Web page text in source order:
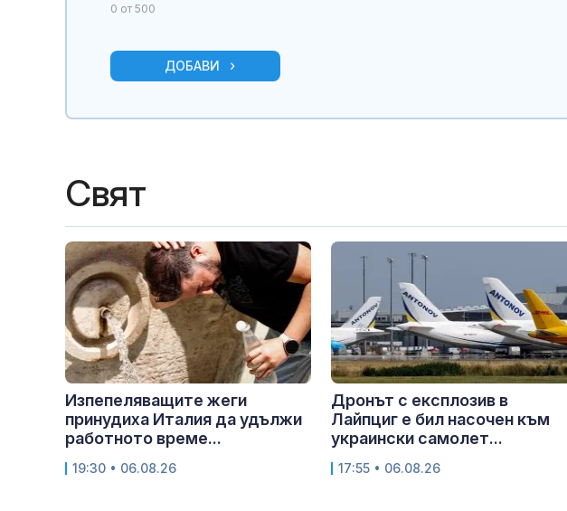
0 от 500
ДОБАВИ
Свят
Изпепеляващите жеги
принудиха Италия да удължи
работното време...
19:30 • 06.08.26
Дронът с експлозив в
Лайпциг е бил насочен към
украински самолет...
17:55 • 06.08.26